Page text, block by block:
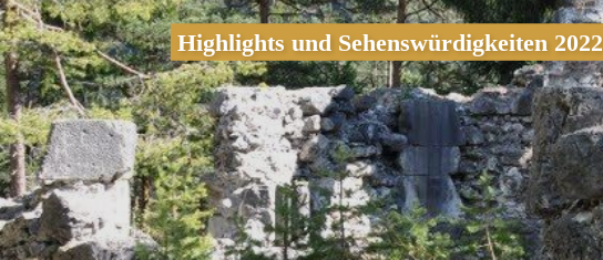
Highlights und Sehenswürdigkeiten 2022